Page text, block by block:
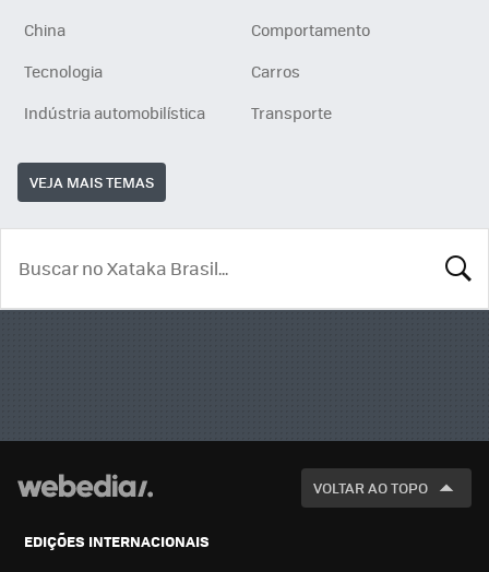
China
Comportamento
Tecnologia
Carros
Indústria automobilística
Transporte
VEJA MAIS TEMAS
VOLTAR AO TOPO
EDIÇÕES INTERNACIONAIS